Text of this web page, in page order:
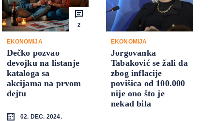
2
EKONOMIJA
Dečko pozvao
devojku na listanje
kataloga sa
akcijama na prvom
dejtu
02. DEC. 2024.
EKONOMIJA
Jorgovanka
Tabaković se žali da
zbog inflacije
povišica od 100.000
nije ono što je
nekad bila